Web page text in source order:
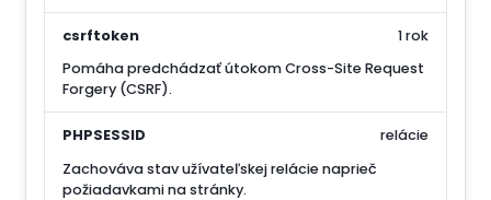
csrftoken
Pomáha predchádzať útokom Cross-Site Request
Forgery (CSRF).
1 rok
PHPSESSID
Zachováva stav užívateľskej relácie naprieč
požiadavkami na stránky.
relácie